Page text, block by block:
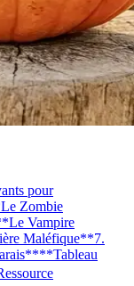
pour
Zombie
Vampire
Maléfique**7.
**Tableau